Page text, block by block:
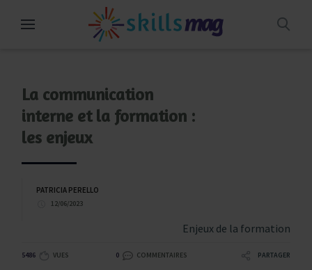
La communication
interne et la formation :
les enjeux
PATRICIA PERELLO
12/06/2023
Enjeux de la formation
5486 VUES 0 COMMENTAIRES PARTAGER